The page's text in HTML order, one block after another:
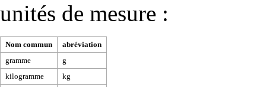
unités de mesure :
Nom commun
abréviation
gramme
g
kilogramme
kg